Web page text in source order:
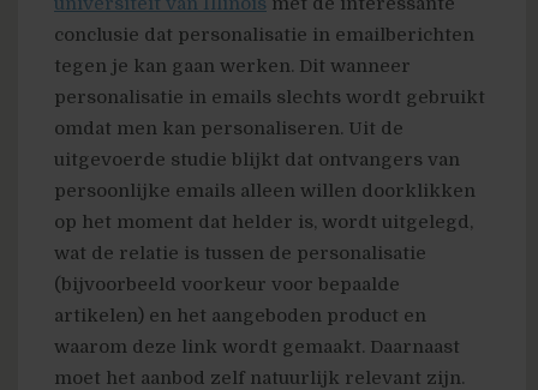
conclusie dat personalisatie in emailberichten
tegen je kan gaan werken. Dit wanneer
personalisatie in emails slechts wordt gebruikt
omdat men kan personaliseren. Uit de
uitgevoerde studie blijkt dat ontvangers van
persoonlijke emails alleen willen doorklikken
op het moment dat helder is, wordt uitgelegd,
wat de relatie is tussen de personalisatie
(bijvoorbeeld voorkeur voor bepaalde
artikelen) en het aangeboden product en
waarom deze link wordt gemaakt. Daarnaast
moet het aanbod zelf natuurlijk relevant zijn.